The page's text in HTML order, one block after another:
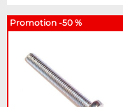
Promotion -50 %